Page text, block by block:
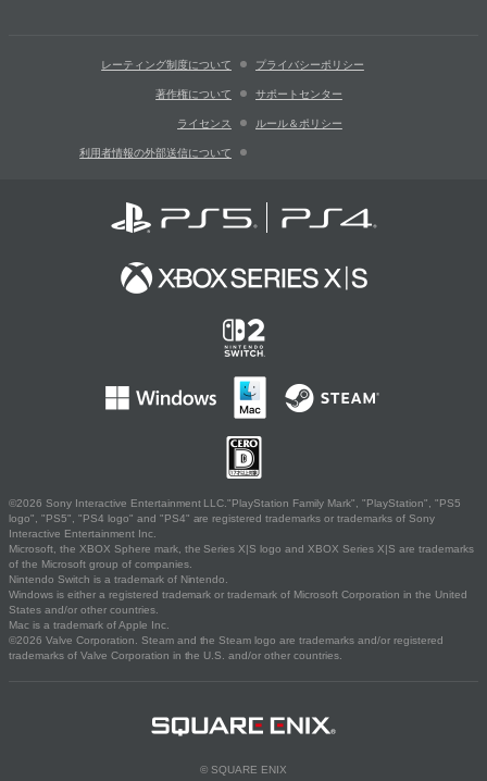
レーティング制度について プライバシーポリシー
著作権について サポートセンター
ライセンス ルール＆ポリシー
利用者情報の外部送信について
©2026 Sony Interactive Entertainment LLC."PlayStation Family Mark", "PlayStation", "PS5
logo", "PS5", "PS4 logo" and "PS4" are registered trademarks or trademarks of Sony
Interactive Entertainment Inc.
Microsoft, the XBOX Sphere mark, the Series X|S logo and XBOX Series X|S are trademarks
of the Microsoft group of companies.
Nintendo Switch is a trademark of Nintendo.
Windows is either a registered trademark or trademark of Microsoft Corporation in the United
States and/or other countries.
Mac is a trademark of Apple Inc.
©2026 Valve Corporation. Steam and the Steam logo are trademarks and/or registered
trademarks of Valve Corporation in the U.S. and/or other countries.
© SQUARE ENIX